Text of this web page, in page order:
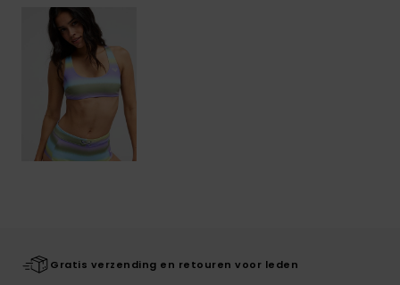
Gratis verzending en retouren voor leden